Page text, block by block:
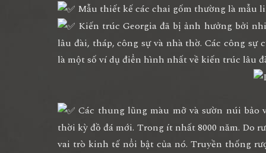
Mẫu thiết kế các chai gốm thường là mẫu
Kiến trúc Georgia đã bị ảnh hưởng bởi
lâu đài, tháp, công sự và nhà thờ. Các công
là một số ví dụ điển hình nhất về kiến trúc lâu
Các thung lũng màu mỡ và sườn núi bảo
thời kỳ đồ đá mới. Trong ít nhất 8000 năm. Do
vai trò kinh tế nổi bật của nó. Truyền thống